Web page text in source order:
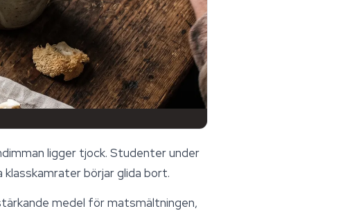
ligger tjock. Studenter under
börjar glida bort.
medel för matsmältningen,